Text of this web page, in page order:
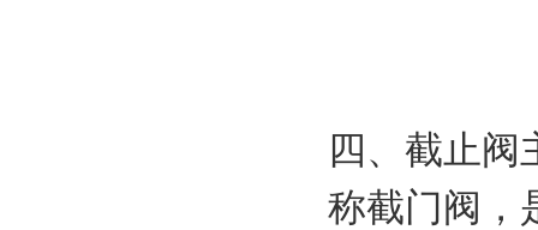
四、截止
称截门阀，